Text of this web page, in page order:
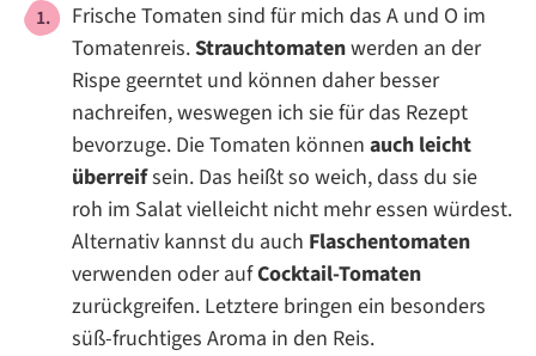
Frische Tomaten sind für mich das A und O im
Tomatenreis.Strauchtomatenwerden an der
Rispe geerntet und können daher besser
nachreifen, weswegen ich sie für das Rezept
bevorzuge. Die Tomaten können auch leicht
überreifsein. Das heißt so weich, dass du sie
roh im Salat vielleicht nicht mehr essen würdest.
Alternativ kannst du auch Flaschentomaten
verwenden oder aufCocktail-Tomaten
zurückgreifen. Letztere bringen ein besonders
süß-fruchtiges Aroma in den Reis.